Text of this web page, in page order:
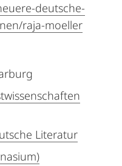
deutsche-
raja-moeller
Literatur